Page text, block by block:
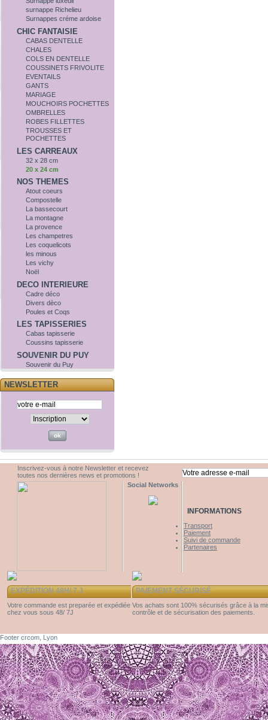
surnappe Richelieu
Surnappes créme ardoise
CHIC FANTAISIE
CABAS DENTELLE
CHALES
COLS EN DENTELLE
COUSSINETS FRIVOLITE
EVENTAILS
GANTS
MARIAGE
MOUCHOIRS POCHETTES
OMBRELLES
ROBES FILLETTES
TROUSSES ET
POCHETTES
LES CARREAUX
32 x 28 cm
20 x 24 cm
NOS THEMES
Atout coeurs
Compostelle
La bassecourt
La montagne
La provence
Les champetres
Les coquelicots
les minous
Les vichy
Noël
DECO INTERIEURE
Cadre déco
Divers dèco
Poules et Coqs
LES TAPISSERIES
Cabas tapisserie
Coussins tapisserie
SOUVENIR DU PUY
Souvenir du Puy
NEWSLETTER
Inscrivez-vous à notre Newsletter et recevez
toutes nos dernières news et promotions !
Social Networks
INFORMATIONS
Transport
Paiement
Suivi de commande
Partenaires
EXPÉDITION 48H/ 7 J
Votre commande est preparée et expédiée
chez vous sous 48/ 7J
PAIEMENT SÉCURISÉ
Vos achats sont 100% sécurisés grâce à la
contrôle et de sécurisation des paiements.
Footer crcom, Lyon